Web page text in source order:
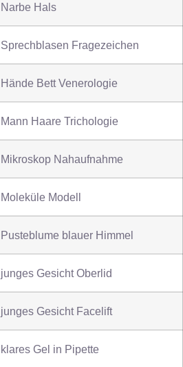
Narbe Hals
Sprechblasen Fragezeichen
Hände Bett Venerologie
Mann Haare Trichologie
Mikroskop Nahaufnahme
Moleküle Modell
Pusteblume blauer Himmel
junges Gesicht Oberlid
junges Gesicht Facelift
klares Gel in Pipette